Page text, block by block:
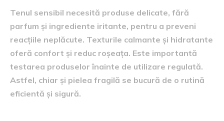
Tenul sensibil necesită produse delicate, fără
parfum și ingrediente iritante, pentru a preveni
reacțiile neplăcute. Texturile calmante și hidratante
oferă confort și reduc roșeața. Este importantă
testarea produselor înainte de utilizare regulată.
Astfel, chiar și pielea fragilă se bucură de o rutină
eficientă și sigură.